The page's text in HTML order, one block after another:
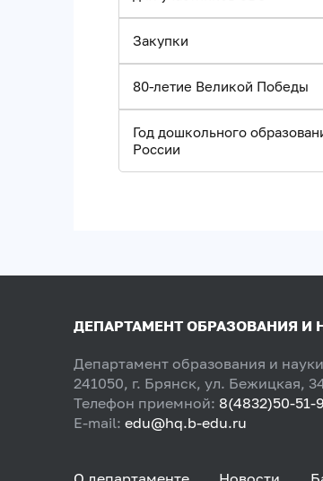
Закупки
80-летие Великой Победы
Год дошкольного
России
ДЕПАРТАМЕНТ ОБРАЗОВАНИЯ И
Департамент образования и
241050, г. Брянск, ул. Бежицкая,
Телефон приемной: 8(4832)50-51-
E-mail: edu@hq.b-edu.ru